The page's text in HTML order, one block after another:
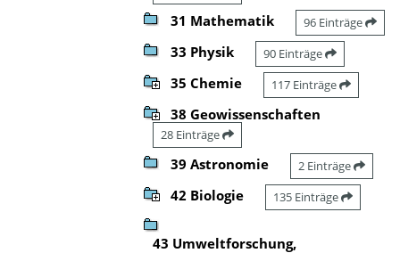
31 Mathematik 96 Einträge
33 Physik 90 Einträge
35 Chemie 117 Einträge
38 Geowissenschaften
28 Einträge
39 Astronomie 2 Einträge
42 Biologie 135 Einträge
43 Umweltforschung,